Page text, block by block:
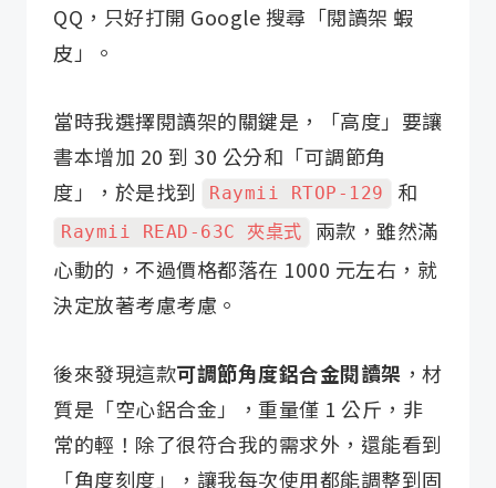
QQ，只好打開 Google 搜尋「閱讀架 蝦
皮」。
當時我選擇閱讀架的關鍵是，「高度」要讓
書本增加 20 到 30 公分和「可調節角
度」，於是找到
Raymii RTOP-129 和
Raymii READ-63C 夾桌式
兩款，雖然滿
心動的，不過價格都落在 1000 元左右，就
決定放著考慮考慮。
後來發現這款可調節角度鋁合金閱讀架 ，材
質是「空心鋁合金」，重量僅 1 公斤，非
常的輕！除了很符合我的需求外，還能看到
「角度刻度」，讓我每次使用都能調整到固